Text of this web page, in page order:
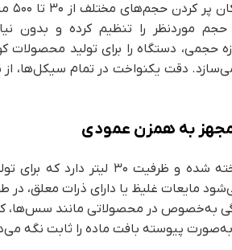
حجم موردنظر را تنظیم کرده و بدون
حجمی، دستگاه را برای تولید محصولات
دقت یکنواخت در تمام سیکل‌ها،
مخزن دستگاه از استیل ضدزنگ 304 ساخته شده و
مایعات غلیظ یا دارای ذرات معلق، در
به‌خصوص در محصولاتی مانند سس‌ها،
پیوسته بافت ماده را ثابت نگه